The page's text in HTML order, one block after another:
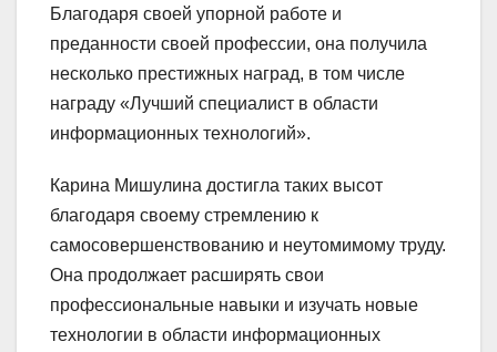
Благодаря своей упорной работе и
преданности своей профессии, она получила
несколько престижных наград, в том числе
награду «Лучший специалист в области
информационных технологий».
Карина Мишулина достигла таких высот
благодаря своему стремлению к
самосовершенствованию и неутомимому труду.
Она продолжает расширять свои
профессиональные навыки и изучать новые
технологии в области информационных